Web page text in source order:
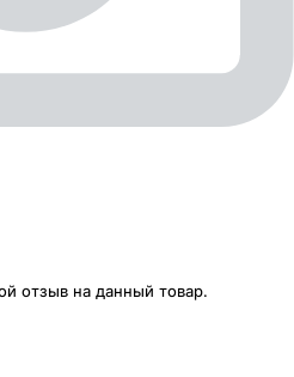
отзыв на данный товар.